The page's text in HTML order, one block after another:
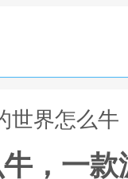
世界怎么
，一